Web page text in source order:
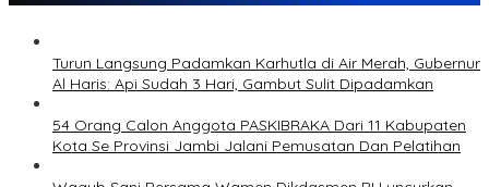
Turun Langsung Padamkan Karhutla di Air Merah, Gubernur
Al Haris: Api Sudah 3 Hari, Gambut Sulit Dipadamkan
54 Orang Calon Anggota PASKIBRAKA Dari 11 Kabupaten
Kota Se Provinsi Jambi Jalani Pemusatan Dan Pelatihan